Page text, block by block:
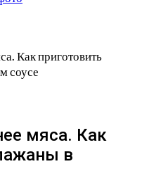
Как приготовить
соусе
мяса. Как
в